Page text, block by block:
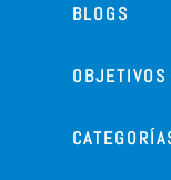
BLOGS
OBJETIVOS